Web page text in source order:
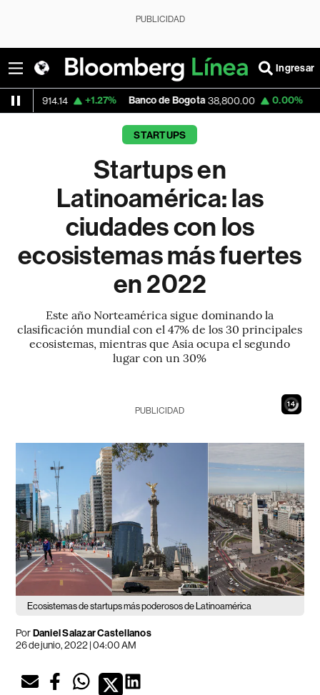
PUBLICIDAD
Ingresar
+1.27% Banco de Bogota 38,800.00 0.00% Apple 308.94
STARTUPS
Startups en
Latinoamérica: las
ciudades con los
ecosistemas más fuertes
en 2022
Este año Norteamérica sigue dominando la
clasificación mundial con el 47% de los 30 principales
ecosistemas, mientras que Asia ocupa el segundo
lugar con un 30%
13
PUBLICIDAD
Ecosistemas de startups más poderosos de Latinoamérica
PorDaniel Salazar Castellanos
26 de junio, 2022 | 04:00 AM